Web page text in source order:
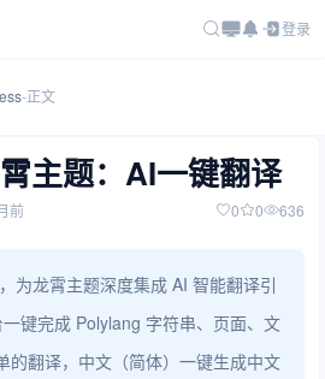
登录
-正文
主题：AI一键翻译
前 0 0 636
为龙霄主题深度集成 AI 智能翻译引
键完成 Polylang 字符串、页面、文
的翻译，中文（简体）一键生成中文